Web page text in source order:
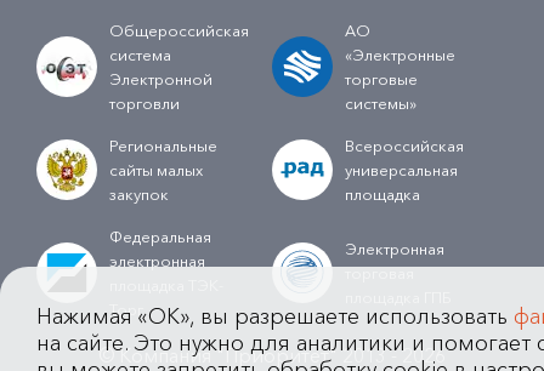
Общероссийская
система
Электронной
торговли
АО
«Электронные
торговые
системы»
Региональные
сайты малых
закупок
Всероссийская
универсальная
площадка
Федеральная
электронная
Торг
Электронная
торговая
© Компания "Приоритет" 2013 - 2026
Нажимая «OK», вы разрешаете использовать
на сайте. Это нужно для аналитики и помогает